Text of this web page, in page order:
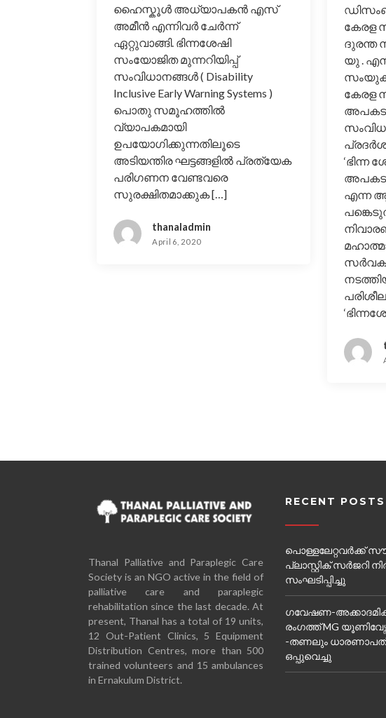
ഹൈസ്കൂൾ അധ്യാപകൻ എസ്
അമീൻ എന്നിവർ ചേർന്ന്
ഏറ്റുവാങ്ങി. ഭിന്നശേഷി
സംയോജിത മുന്നറിയിപ്പ്
സംവിധാനങ്ങൾ ( Disability
Inclusive Early Warning Systems )
പൊതു സമൂഹത്തിൽ
വ്യാപകമായി
ഉപയോഗിക്കുന്നതിലൂടെ
അടിയന്തിര ഘട്ടങ്ങളിൽ പ്രത്യേക
പരിഗണന വേണ്ടവരെ
സുരക്ഷിതമാക്കുക […]
thanaladmin
April 6, 2020
കേരള
ദുരന്ത
യു .
കേരള
‘ഭിന്ന
അപകട
എന്ന
Thanal Palliative and Paraplegic Care
Society is an NGO active in the field of
palliative care and paraplegic
rehabilitation since the last decade. At
present, Thanal has a total of 19 units,
12 Out-Patient Clinics, 5 Equipment
Distribution Centres, more than 500
trained volunteers and 15 ambulances
in Ernakulum District.
RECENT POSTS
പൊള്ളലേറ്റവർക്ക്
പ്ലാസ്റ്റിക് സർജറി
സംഘടിപ്പിച്ചു
ഗവേഷണ-അക്കാദമിക
രംഗത്ത് MG
-തണലും
ഒപ്പുവെച്ചു